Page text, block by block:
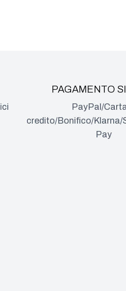
PAGAMENTO
PayPal/
credito/Bonifico/
Pay